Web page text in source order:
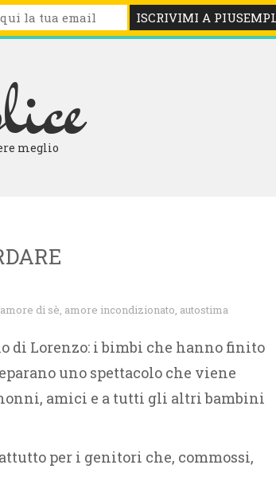
CONSIGLIATE LIBRI
meglio
amore di sè, amore incondizionato, autostima
di Lorenzo: i bimbi che hanno finito
uno spettacolo che viene
amici e a tutti gli altri bambini
per i genitori che, commossi,